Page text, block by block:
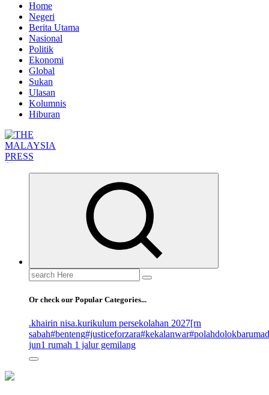
Home
Negeri
Berita Utama
Nasional
Politik
Ekonomi
Global
Sukan
Ulasan
Kolumnis
Hiburan
Search
for:
Or check our Popular Categories...
.khairin nisa.kurikulum persekolahan 2027[rn
sabah#benteng#justiceforzara#kekalanwar
jun1 rumah 1 jalur gemilang